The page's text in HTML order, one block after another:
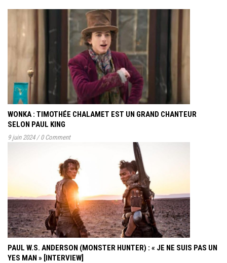
WONKA : TIMOTHÉE CHALAMET EST UN GRAND CHANTEUR
SELON PAUL KING
9 juin 2024 / 0 Comment
PAUL W.S. ANDERSON (MONSTER HUNTER) : « JE NE SUIS PAS UN
YES MAN » [INTERVIEW]